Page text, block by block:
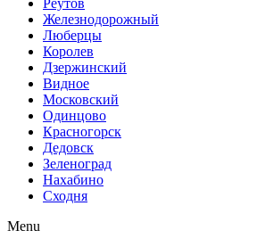
Железнодорожный
Люберцы
Королев
Дзержинский
Видное
Московский
Одинцово
Красногорск
Дедовск
Зеленоград
Нахабино
Сходня
Menu